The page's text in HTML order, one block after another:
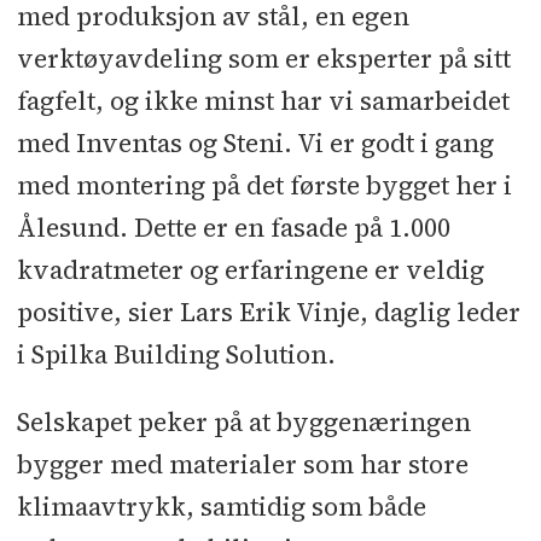
med produksjon av stål, en egen
verktøyavdeling som er eksperter på sitt
fagfelt, og ikke minst har vi samarbeidet
med Inventas og Steni. Vi er godt i gang
med montering på det første bygget her i
Ålesund. Dette er en fasade på 1.000
kvadratmeter og erfaringene er veldig
positive, sier Lars Erik Vinje, daglig leder
i Spilka Building Solution.
Selskapet peker på at byggenæringen
bygger med materialer som har store
klimaavtrykk, samtidig som både